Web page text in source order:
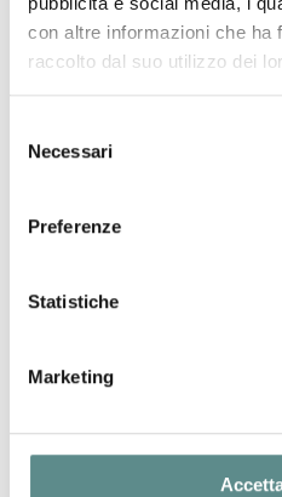
con altre informazioni che ha
raccolto dal suo utilizzo dei
delNecessari
Preferenze
Statistiche
Marketing
06/08/2026
29/07/2026